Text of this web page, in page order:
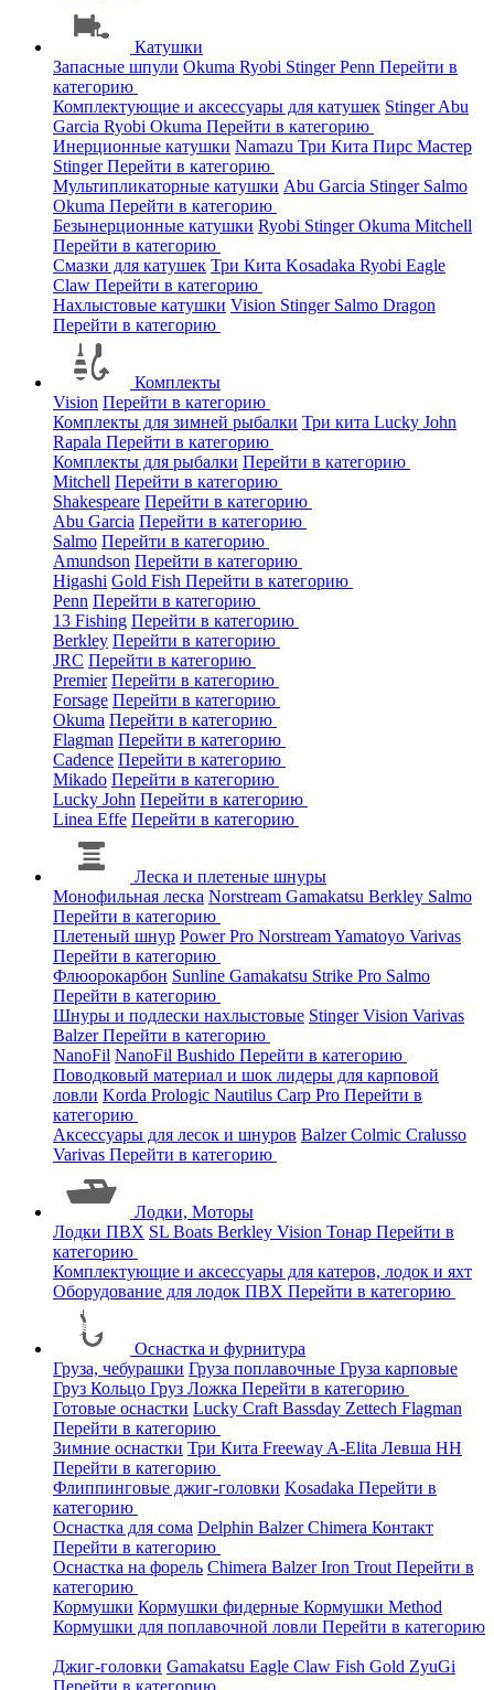
Катушки
Запасные шпули Okuma Ryobi StingerPenn Перейти в
категорию
Комплектующие и аксессуары для катушек StingerAbu
Garcia Ryobi Okuma Перейти в категорию
Инерционные катушки Namazu Три Кита Пирс Мастер
StingerПерейти в категорию
Мультипликаторные катушки Abu Garcia Stinger Salmo
Okuma Перейти в категорию
Безынерционные катушки Ryobi StingerOkuma Mitchell
Перейти в категорию
Смазки для катушек Три Кита Kosadaka Ryobi Eagle
Claw Перейти в категорию
Нахлыстовые катушки Vision Stinger Salmo Dragon
Перейти в категорию
Комплекты
Vision Перейти в категорию
Комплекты для зимней рыбалки Три кита Lucky John
Rapala Перейти в категорию
Комплекты для рыбалки Перейти в категорию
Mitchell Перейти в категорию
Shakespeare Перейти в категорию
Abu Garcia Перейти в категорию
Salmo Перейти в категорию
Amundson Перейти в категорию
Higashi Gold Fish Перейти в категорию
Penn Перейти в категорию
13 Fishing Перейти в категорию
Berkley Перейти в категорию
JRC Перейти в категорию
Premier Перейти в категорию
Forsage Перейти в категорию
Okuma Перейти в категорию
Flagman Перейти в категорию
Cadence Перейти в категорию
Mikado Перейти в категорию
Lucky John Перейти в категорию
Linea Effe Перейти в категорию
Леска и плетеные шнуры
Монофильная леска Norstream Gamakatsu Berkley Salmo
Перейти в категорию
Плетеный шнур Power Pro NorstreamYamatoyo Varivas
Перейти в категорию
Флюорокарбон Sunline Gamakatsu Strike Pro Salmo
Перейти в категорию
Шнуры и подлески нахлыстовые StingerVision Varivas
BalzerПерейти в категорию
NanoFil NanoFil Bushido Перейти в категорию
Поводковый материал и шок лидеры для карповой
ловли Korda Prologic Nautilus Carp Pro Перейти в
категорию
Аксессуары для лесок и шнуров BalzerColmic Cralusso
Varivas Перейти в категорию
Лодки, Моторы
Лодки ПВХ SL Boats Berkley Vision Тонар Перейти в
категорию
Комплектующие и аксессуары для катеров, лодок и яхт
Оборудование для лодок ПВХ Перейти в категорию
Оснастка и фурнитура
Груза, чебурашки Груза поплавочные Груза карповые
Груз Кольцо Груз Ложка Перейти в категорию
Готовые оснастки Lucky Craft Bassday Zettech Flagman
Перейти в категорию
Зимние оснастки Три Кита Freeway A-Elita Левша НН
Перейти в категорию
Флиппинговые джиг-головки Kosadaka Перейти в
категорию
Оснастка для сома Delphin BalzerChimera Контакт
Перейти в категорию
Оснастка на форель Chimera BalzerIron Trout Перейти в
категорию
Кормушки Кормушки фидерные Кормушки Method
Кормушки для поплавочной ловли Перейти в категорию
Джиг-головки Gamakatsu Eagle Claw Fish Gold ZyuGi
Перейти в категорию